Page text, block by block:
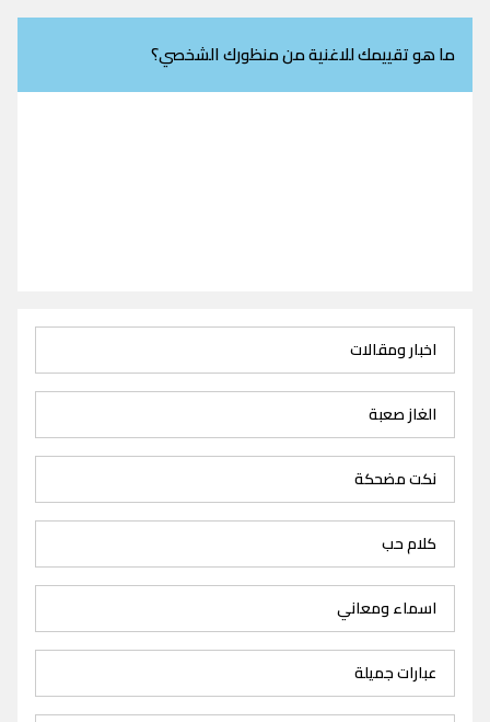
ما هو تقييمك للاغنية من منظورك الشخصي؟
اخبار ومقالات
الغاز صعبة
نكت مضحكة
كلام حب
اسماء ومعاني
عبارات جميلة